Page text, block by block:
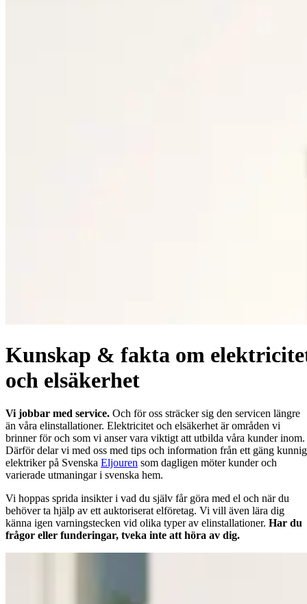
Kunskap & fakta om
och elsäkerhet
Vi jobbar med service. Och för oss sträcker sig den servicen längre
än våra elinstallationer. Elektricitet och elsäkerhet är områden vi
brinner för och som vi anser vara viktigt att utbilda våra kunder inom.
Därför delar vi med oss med tips och information från ett gäng
elektriker på Svenska Eljouren som dagligen möter kunder och
varierade utmaningar i svenska hem.
Vi hoppas sprida insikter i vad du själv får göra med el och när du
behöver ta hjälp av ett auktoriserat elföretag. Vi vill även lära dig
känna igen varningstecken vid olika typer av elinstallationer. Har du
frågor eller funderingar, tveka inte att höra av dig.